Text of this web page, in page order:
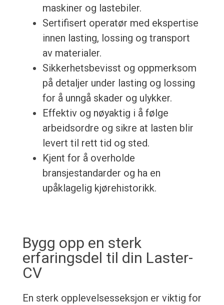
maskiner og lastebiler.
Sertifisert operatør med ekspertise
innen lasting, lossing og transport
av materialer.
Sikkerhetsbevisst og oppmerksom
på detaljer under lasting og lossing
for å unngå skader og ulykker.
Effektiv og nøyaktig i å følge
arbeidsordre og sikre at lasten blir
levert til rett tid og sted.
Kjent for å overholde
bransjestandarder og ha en
upåklagelig kjørehistorikk.
Bygg opp en sterk
erfaringsdel til din Laster-
CV
En sterk opplevelsesseksjon er viktig for